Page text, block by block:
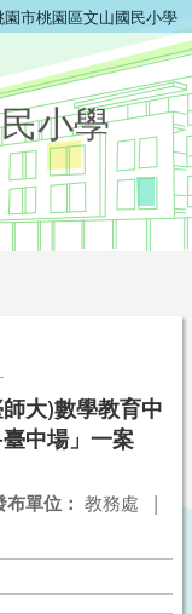
園市桃園區文山國民小學
小學
大)數學教育中
中場」一案
布單位： 教務處 |